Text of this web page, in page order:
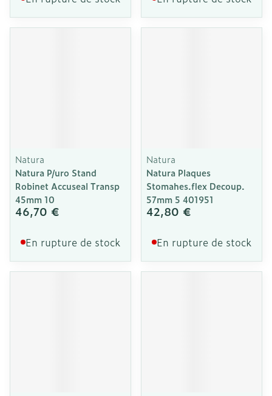
Natura
Natura P/uro Stand
Robinet Accuseal Transp
45mm 10
46,70 €
En rupture de stock
Natura
Natura Plaques
Stomahes.flex Decoup.
57mm 5 401951
42,80 €
En rupture de stock